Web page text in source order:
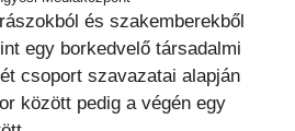
és szakemberekből
egy borkedvelő társadalmi
csoport szavazatai alapján
között pedig a végén egy